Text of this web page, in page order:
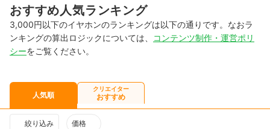
おすすめ人気ランキング
3,000円以下のイヤホンのランキングは以下の通りです。なおラ
ンキングの算出ロジックについては、
コンテンツ制作・運営ポリ
シーをご覧ください。
人気順
クリエイター
おすすめ
絞り込み 価格